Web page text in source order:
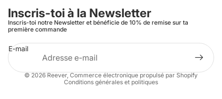
Inscris-toi à la Newsletter
Inscris-toi notre Newsletter et bénéficie de 10% de remise sur ta
première commande
E-mail
© 2026 Reever, Commerce électronique propulsé par Shopify
Conditions générales et politiques
Politique de confidentialité